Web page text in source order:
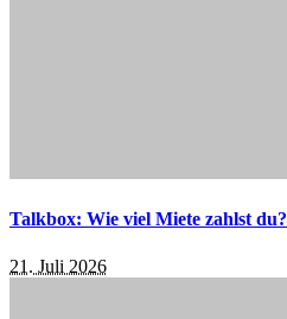
Talkbox: Wie viel Miete zahlst du?
21. Juli 2026